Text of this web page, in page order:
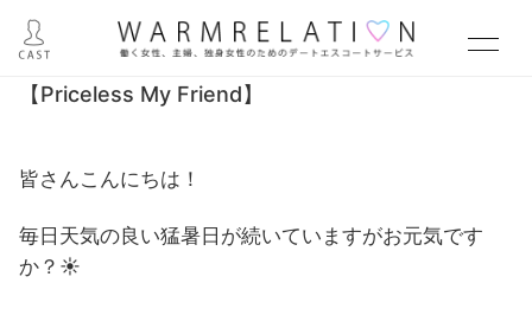
【Priceless My Friend】
皆さんこんにちは！
毎日天気の良い猛暑日が続いていますがお元気です
か？☀